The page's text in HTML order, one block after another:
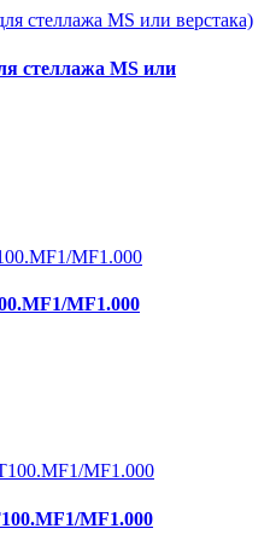
стеллажа MS или
MF1.000
MF1.000